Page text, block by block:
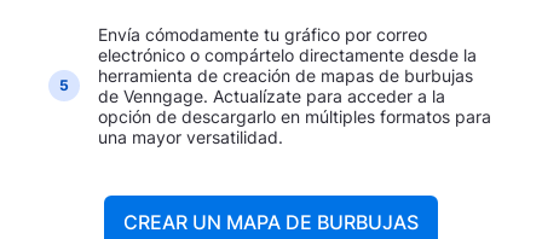
5
Envía cómodamente tu gráfico por correo
electrónico o compártelo directamente desde la
herramienta de creación de mapas de burbujas
de Venngage. Actualízate para acceder a la
opción de descargarlo en múltiples formatos para
una mayor versatilidad.
CREAR UN MAPA DE BURBUJAS